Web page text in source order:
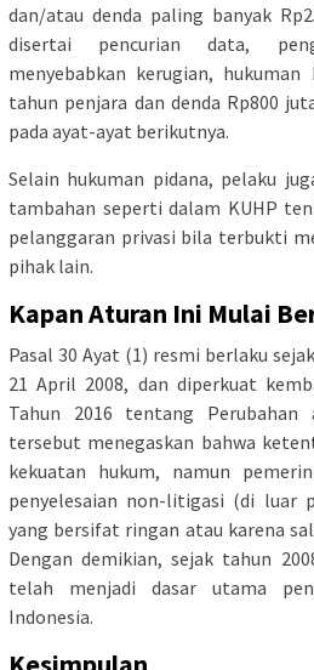
dan/atau denda paling banyak
disertai pencurian data,
menyebabkan kerugian,
tahun penjara dan denda Rp800
pada ayat-ayat berikutnya.
Selain hukuman pidana, pelaku
tambahan seperti dalam KUHP
pelanggaran privasi bila terbukti
pihak lain.
Kapan Aturan Ini Mulai
Pasal 30 Ayat (1) resmi berlaku
21 April 2008, dan diperkuat
Tahun 2016 tentang Perubahan
tersebut menegaskan bahwa
kekuatan hukum, namun
penyelesaian non-litigasi (di luar
yang bersifat ringan atau karena
Dengan demikian, sejak tahun
telah menjadi dasar utama
Indonesia.